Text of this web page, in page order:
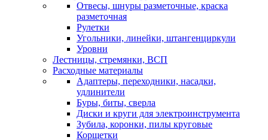
Отвесы, шнуры разметочные, краска
разметочная
Рулетки
Угольники, линейки, штангенциркули
Уровни
Лестницы, стремянки, ВСП
Расходные материалы
Адаптеры, переходники, насадки,
удлинители
Буры, биты, сверла
Диски и круги для электроинструмента
Зубила, коронки, пилы круговые
Корщетки